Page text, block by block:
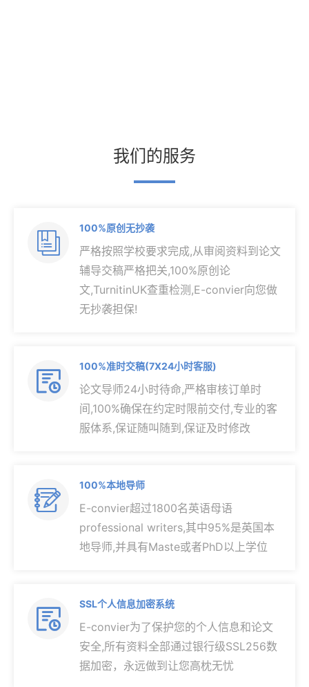
我们的服务

100%原创无抄袭
严格按照学校要求完成,从审阅资料到论文
辅导交稿严格把关,100%原创论
文,TurnitinUK查重检测,E-convier向您做
无抄袭担保!

100%准时交稿(7X24小时客服)
论文导师24小时待命,严格审核订单时
间,100%确保在约定时限前交付,专业的客
服体系,保证随叫随到,保证及时修改

100%本地导师
E-convier超过1800名英语母语
professional writers,其中95%是英国本
地导师,并具有Maste或者PhD以上学位

SSL个人信息加密系统
E-convier为了保护您的个人信息和论文
安全,所有资料全部通过银行级SSL256数
据加密，永远做到让您高枕无忧